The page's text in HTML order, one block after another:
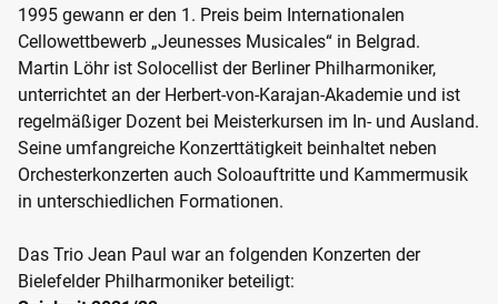
1995 gewann er den 1. Preis beim Internationalen
Cellowettbewerb „Jeunesses Musicales“ in Belgrad.
Martin Löhr ist Solocellist der Berliner Philharmoniker,
unterrichtet an der Herbert-von-Karajan-Akademie und ist
regelmäßiger Dozent bei Meisterkursen im In- und Ausland.
Seine umfangreiche Konzerttätigkeit beinhaltet neben
Orchesterkonzerten auch Soloauftritte und Kammermusik
in unterschiedlichen Formationen.
Das Trio Jean Paul war an folgenden Konzerten der
Bielefelder Philharmoniker beteiligt: